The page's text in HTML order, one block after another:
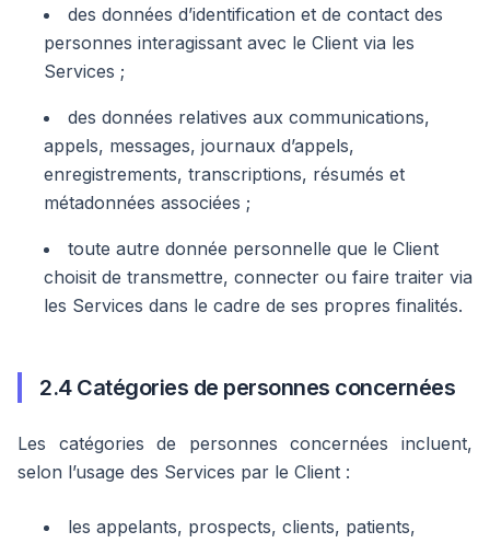
des données d’identification et de contact des
personnes interagissant avec le Client via les
Services ;
des données relatives aux communications,
appels, messages, journaux d’appels,
enregistrements, transcriptions, résumés et
métadonnées associées ;
toute autre donnée personnelle que le Client
choisit de transmettre, connecter ou faire traiter via
les Services dans le cadre de ses propres finalités.
2.4 Catégories de personnes concernées
Les catégories de personnes concernées incluent,
selon l’usage des Services par le Client :
les appelants, prospects, clients, patients,